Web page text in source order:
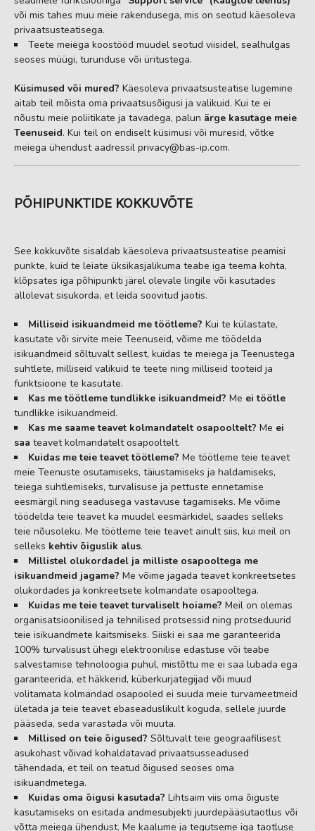
või mis tahes muu meie rakendusega, mis on seotud käesoleva
privaatsusteatisega.
Teete meiega koostööd muudel seotud viisidel, sealhulgas
seoses müügi, turunduse või üritustega.
Küsimused või mured? Käesoleva privaatsusteatise lugemine
aitab teil mõista oma privaatsusõigusi ja valikuid. Kui te ei
nõustu meie poliitikate ja tavadega, palun ärge kasutage meie
Teenuseid. Kui teil on endiselt küsimusi või muresid, võtke
meiega ühendust aadressil privacy@bas-ip.com.
PÕHIPUNKTIDE KOKKUVÕTE
See kokkuvõte sisaldab käesoleva privaatsusteatise peamisi
punkte, kuid te leiate üksikasjalikuma teabe iga teema kohta,
klõpsates iga põhipunkti järel olevale lingile või kasutades
allolevat sisukorda, et leida soovitud jaotis.
Milliseid isikuandmeid me töötleme? Kui te külastate,
kasutate või sirvite meie Teenuseid, võime me töödelda
isikuandmeid sõltuvalt sellest, kuidas te meiega ja Teenustega
suhtlete, milliseid valikuid te teete ning milliseid tooteid ja
funktsioone te kasutate.
Kas me töötleme tundlikke isikuandmeid? Me ei töötle
tundlikke isikuandmeid.
Kas me saame teavet kolmandatelt osapooltelt? Me ei
saa teavet kolmandatelt osapooltelt.
Kuidas me teie teavet töötleme? Me töötleme teie teavet
meie Teenuste osutamiseks, täiustamiseks ja haldamiseks,
teiega suhtlemiseks, turvalisuse ja pettuste ennetamise
eesmärgil ning seadusega vastavuse tagamiseks. Me võime
töödelda teie teavet ka muudel eesmärkidel, saades selleks
teie nõusoleku. Me töötleme teie teavet ainult siis, kui meil on
selleks kehtiv õiguslik alus.
Millistel olukordadel ja milliste osapooltega me
isikuandmeid jagame? Me võime jagada teavet konkreetsetes
olukordades ja konkreetsete kolmandate osapooltega.
Kuidas me teie teavet turvaliselt hoiame? Meil on olemas
organisatsioonilised ja tehnilised protsessid ning protseduurid
teie isikuandmete kaitsmiseks. Siiski ei saa me garanteerida
100% turvalisust ühegi elektroonilise edastuse või teabe
salvestamise tehnoloogia puhul, mistõttu me ei saa lubada ega
garanteerida, et häkkerid, küberkurjategijad või muud
volitamata kolmandad osapooled ei suuda meie turvameetmeid
ületada ja teie teavet ebaseaduslikult koguda, sellele juurde
pääseda, seda varastada või muuta.
Millised on teie õigused? Sõltuvalt teie geograafilisest
asukohast võivad kohaldatavad privaatsusseadused
tähendada, et teil on teatud õigused seoses oma
isikuandmetega.
Kuidas oma õigusi kasutada? Lihtsaim viis oma õiguste
kasutamiseks on esitada andmesubjekti juurdepääsutaotlus või
võtta meiega ühendust. Me kaalume ja tegutseme iga taotluse